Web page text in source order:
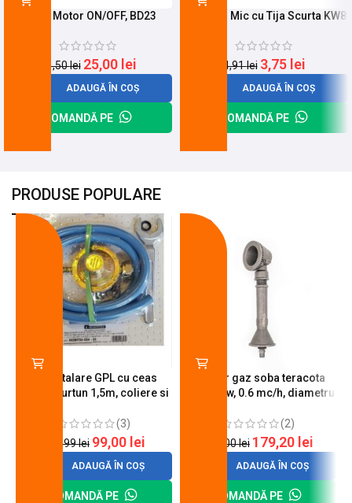
Buton Motor ON/OFF, BD23
31,50lei 25,00 lei
ADAUGĂ ÎN COȘ
COMANDĂ PE
Limitator Mic cu Tija Scurta KW8
4,91lei 3,75 lei
ADAUGĂ ÎN COȘ
COMANDĂ PE
PRODUSE POPULARE
Kit instalare GPL cu ceas
butelie, furtun 1,5m, coliere si
(3)
120,99lei 99,00 lei
ADAUGĂ ÎN COȘ
COMANDĂ PE
Arzator gaz soba teracota
A600, 6 kw, 0.6 mc/h, diametru
(2)
200,00lei 179,20 lei
ADAUGĂ ÎN COȘ
COMANDĂ PE